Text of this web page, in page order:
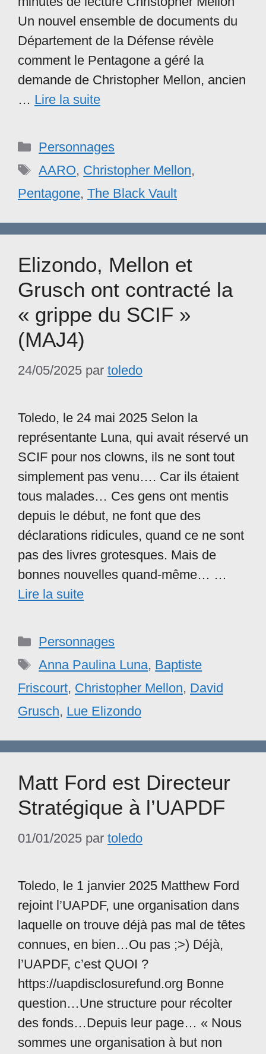
Un nouvel ensemble de documents du
Département de la Défense révèle
comment le Pentagone a géré la
demande de Christopher Mellon, ancien
… Lire la suite
Catégories
Personnages
Étiquettes
AARO, Christopher Mellon,
Pentagone, The Black Vault
Elizondo, Mellon et
Grusch ont contracté la
« grippe du SCIF »
(MAJ4)
24/05/2025 par toledo
Toledo, le 24 mai 2025 Selon la
représentante Luna, qui avait réservé un
SCIF pour nos clowns, ils ne sont tout
simplement pas venu…. Car ils étaient
tous malades… Ces gens ont mentis
depuis le début, ne font que des
déclarations ridicules, quand ce ne sont
pas des livres grotesques. Mais de
bonnes nouvelles quand-même… …
Lire la suite
Catégories
Personnages
Étiquettes
Anna Paulina Luna, Baptiste
Friscourt, Christopher Mellon, David
Grusch, Lue Elizondo
Matt Ford est Directeur
Stratégique à l’UAPDF
01/01/2025 par toledo
Toledo, le 1 janvier 2025 Matthew Ford
rejoint l’UAPDF, une organisation dans
laquelle on trouve déjà pas mal de têtes
connues, en bien…Ou pas ;>) Déjà,
l’UAPDF, c’est QUOI ?
https://uapdisclosurefund.org Bonne
question…Une structure pour récolter
des fonds…Depuis leur page… « Nous
sommes une organisation à but non